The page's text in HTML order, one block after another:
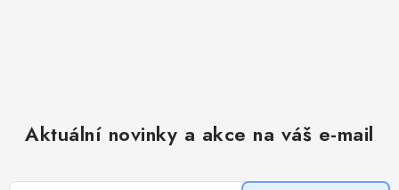
Aktuální novinky a akce na váš e-mail